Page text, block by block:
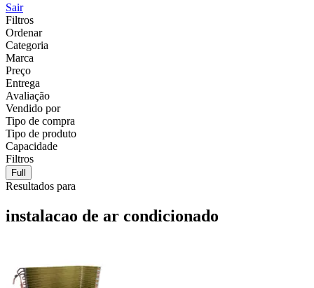
Sair
Filtros
Ordenar
Categoria
Marca
Preço
Entrega
Avaliação
Vendido por
Tipo de compra
Tipo de produto
Capacidade
Filtros
Full
Resultados para
instalacao de ar condicionado